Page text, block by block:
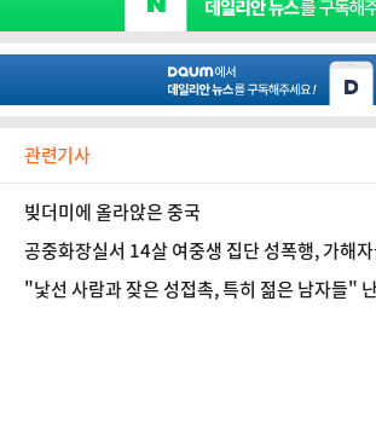
관련기사
빚더미에 올라앉은 중국
공중화장실서 14살 여중생 집단 성폭행, 가해
"낯선 사람과 잦은 성접촉, 특히 젊은 남자들"